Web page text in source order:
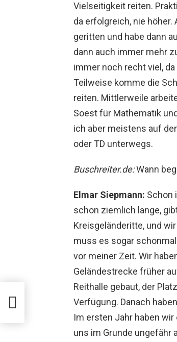
Vielseitigkeit reiten.
da erfolgreich, nie
geritten und habe dann
dann auch immer mehr
immer noch recht viel,
Teilweise komme die
reiten. Mittlerweile
Soest für Mathematik
ich aber meistens auf
oder TD unterwegs.
Buschreiter.de:Wann
Elmar Siepmann: Schon
schon ziemlich lange,
Kreisgeländeritte, und
muss es sogar
vor meiner Zeit. Wir
Geländestrecke früher
Reithalle gebaut, der
Verfügung. Danach
Im ersten Jahr haben wir
uns im Grunde ungefähr